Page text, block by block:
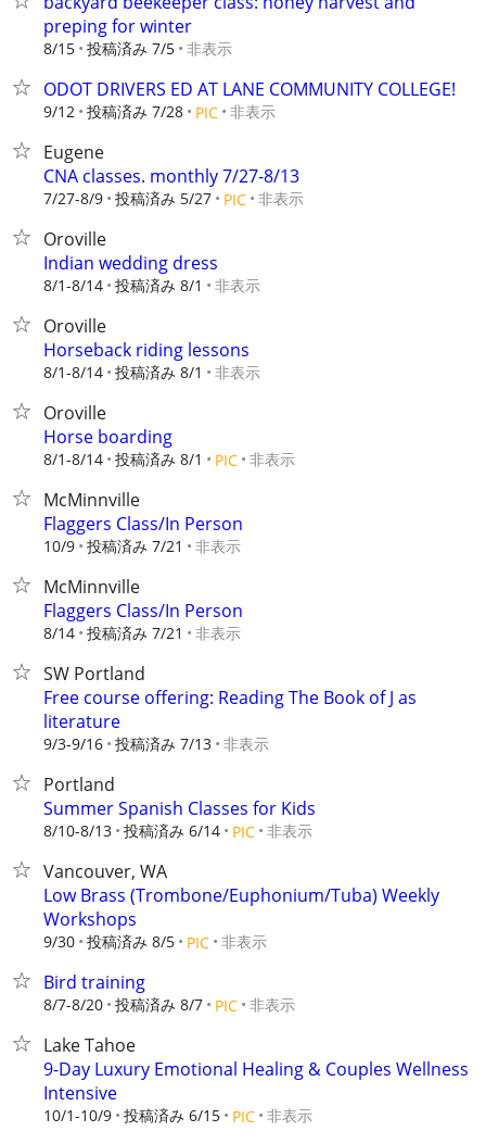
preping for winter
8/15 投稿済み 7/5 非表示
ODOT DRIVERS ED AT LANE COMMUNITY COLLEGE!
9/12 投稿済み 7/28 PIC 非表示
Eugene
CNA classes. monthly 7/27-8/13
7/27-8/9 投稿済み 5/27 PIC 非表示
Oroville
Indian wedding dress
8/1-8/14 投稿済み 8/1 非表示
Oroville
Horseback riding lessons
8/1-8/14 投稿済み 8/1 非表示
Oroville
Horse boarding
8/1-8/14 投稿済み 8/1 PIC 非表示
McMinnville
Flaggers Class/In Person
10/9 投稿済み 7/21 非表示
McMinnville
Flaggers Class/In Person
8/14 投稿済み 7/21 非表示
SW Portland
Free course offering: Reading The Book of J as
literature
9/3-9/16 投稿済み 7/13 非表示
Portland
Summer Spanish Classes for Kids
8/10-8/13 投稿済み 6/14 PIC 非表示
Vancouver, WA
Low Brass (Trombone/Euphonium/Tuba) Weekly
Workshops
9/30 投稿済み 8/5 PIC 非表示
Bird training
8/7-8/20 投稿済み 8/7 PIC 非表示
Lake Tahoe
9-Day Luxury Emotional Healing & Couples Wellness
Intensive
10/1-10/9 投稿済み 6/15 PIC 非表示